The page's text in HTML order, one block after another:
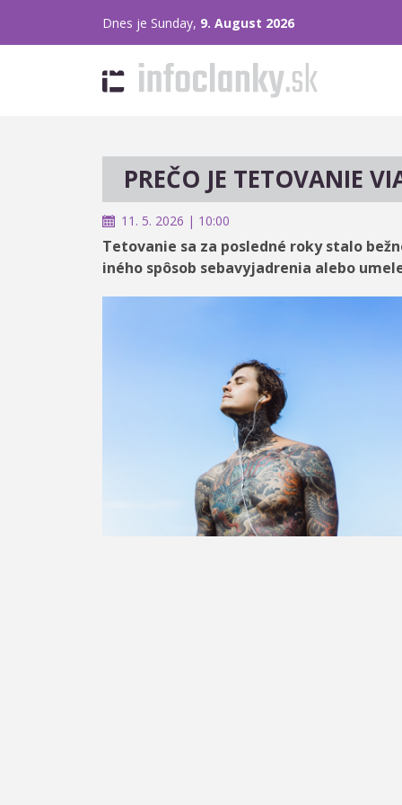
Dnes je Sunday, 9. August 2026
PREČO JE TETOVANIE
11. 5. 2026 | 10:00
Tetovanie sa za posledné roky stalo
iného spôsob sebavyjadrenia alebo